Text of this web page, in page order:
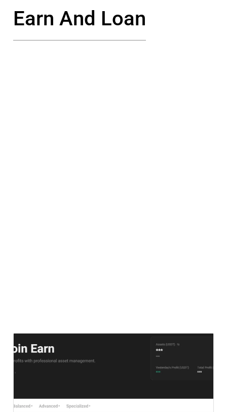
Earn And Loan